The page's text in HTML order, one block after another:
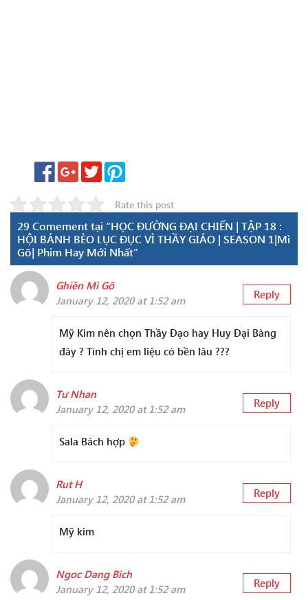
Rate this post
29 Comement tại “HỌC ĐƯỜNG ĐẠI CHIẾN | TẬP 18 :
HỘI BÁNH BÈO LỤC ĐỤC VÌ THẦY GIÁO | SEASON 1|Mì
Gõ| Phim Hay Mới Nhất”
Ghiền Mì Gõ
January 12, 2020 at 1:52 am
Reply
Mỹ Kim nên chọn Thầy Đạo hay Huy Đại Bàng
đây ? Tình chị em liệu có bền lâu ???
Tư Nhan
January 12, 2020 at 1:52 am
Reply
Sala Bách hợp
Rut H
January 12, 2020 at 1:52 am
Reply
Mỹ kim
Ngoc Dang Bich
January 12, 2020 at 1:52 am
Reply